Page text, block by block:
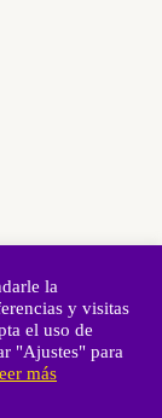
la
y visitas
el uso de
"Ajustes" para
más